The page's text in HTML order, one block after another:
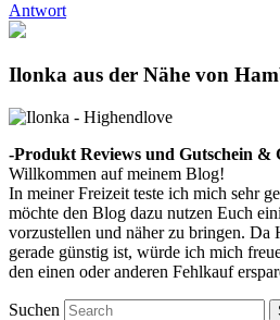
Antwort
Ilonka aus der Nähe von
-Produkt Reviews und Gutschein &
Willkommen auf meinem Blog!
In meiner Freizeit teste ich mich sehr
möchte den Blog dazu nutzen Euch
vorzustellen und näher zu bringen.
gerade günstig ist, würde ich mich
den einen oder anderen Fehlkauf
Suchen